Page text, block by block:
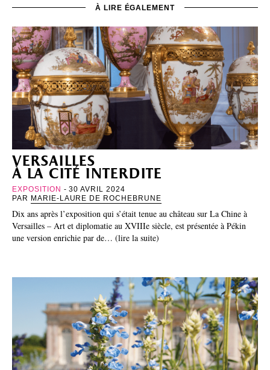
À LIRE ÉGALEMENT
versailles
à la cité interdite
EXPOSITION - 30 AVRIL 2024
PAR MARIE-LAURE DE ROCHEBRUNE
Dix ans après l’exposition qui s’était tenue au château sur La Chine à
Versailles – Art et diplomatie au XVIIIe siècle, est présentée à Pékin
une version enrichie par de… (lire la suite)